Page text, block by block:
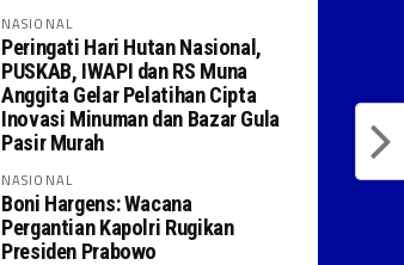
NASIONAL
Peringati Hari Hutan Nasional,
PUSKAB, IWAPI dan RS Muna
Anggita Gelar Pelatihan Cipta
Inovasi Minuman dan Bazar Gula
Pasir Murah
NASIONAL
Boni Hargens: Wacana
Pergantian Kapolri Rugikan
Presiden Prabowo